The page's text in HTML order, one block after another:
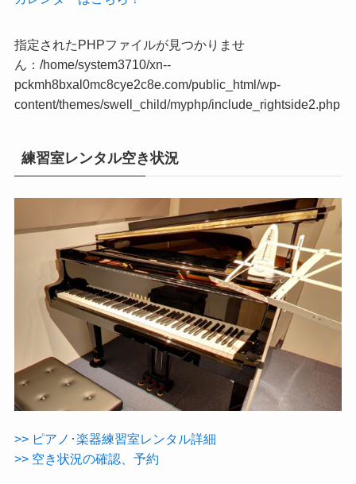
指定されたPHPファイルが見つかりませ
ん：/home/system3710/xn--
pckmh8bxal0mc8cye2c8e.com/public_html/wp-
content/themes/swell_child/myphp/include_rightside2.php
練習室レンタル空き状況
>> ピアノ･楽器練習室レンタル詳細
>> 空き状況の確認、予約